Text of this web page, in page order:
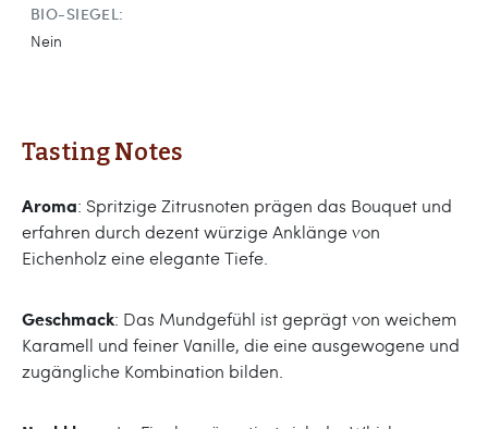
BIO-SIEGEL:
Nein
Tasting Notes
Aroma: Spritzige Zitrusnoten prägen das Bouquet und
erfahren durch dezent würzige Anklänge von
Eichenholz eine elegante Tiefe.
Geschmack: Das Mundgefühl ist geprägt von weichem
Karamell und feiner Vanille, die eine ausgewogene und
zugängliche Kombination bilden.